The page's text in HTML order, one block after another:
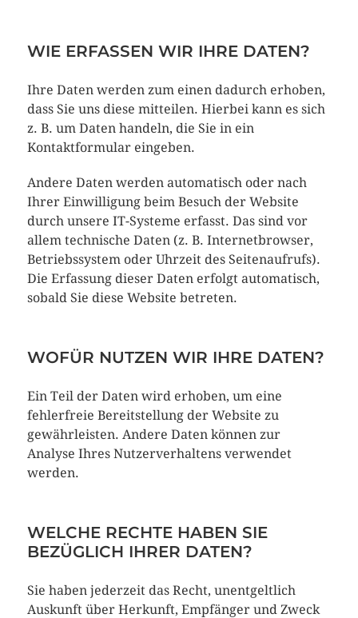
WIE ERFASSEN WIR IHRE DATEN?
Ihre Daten werden zum einen dadurch erhoben,
dass Sie uns diese mitteilen. Hierbei kann es sich
z. B. um Daten handeln, die Sie in ein
Kontaktformular eingeben.
Andere Daten werden automatisch oder nach
Ihrer Einwilligung beim Besuch der Website
durch unsere IT-Systeme erfasst. Das sind vor
allem technische Daten (z. B. Internetbrowser,
Betriebssystem oder Uhrzeit des Seitenaufrufs).
Die Erfassung dieser Daten erfolgt automatisch,
sobald Sie diese Website betreten.
WOFÜR NUTZEN WIR IHRE DATEN?
Ein Teil der Daten wird erhoben, um eine
fehlerfreie Bereitstellung der Website zu
gewährleisten. Andere Daten können zur
Analyse Ihres Nutzerverhaltens verwendet
werden.
WELCHE RECHTE HABEN SIE
BEZÜGLICH IHRER DATEN?
Sie haben jederzeit das Recht, unentgeltlich
Auskunft über Herkunft, Empfänger und Zweck